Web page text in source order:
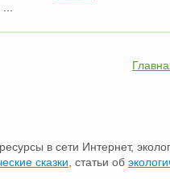
...
в сети Интернет,
сказки, статьи об